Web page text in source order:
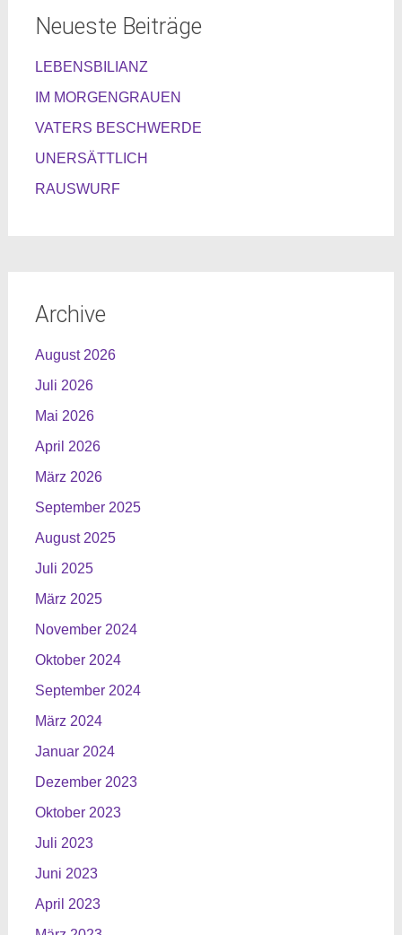
Neueste Beiträge
LEBENSBILIANZ
IM MORGENGRAUEN
VATERS BESCHWERDE
UNERSÄTTLICH
RAUSWURF
Archive
August 2026
Juli 2026
Mai 2026
April 2026
März 2026
September 2025
August 2025
Juli 2025
März 2025
November 2024
Oktober 2024
September 2024
März 2024
Januar 2024
Dezember 2023
Oktober 2023
Juli 2023
Juni 2023
April 2023